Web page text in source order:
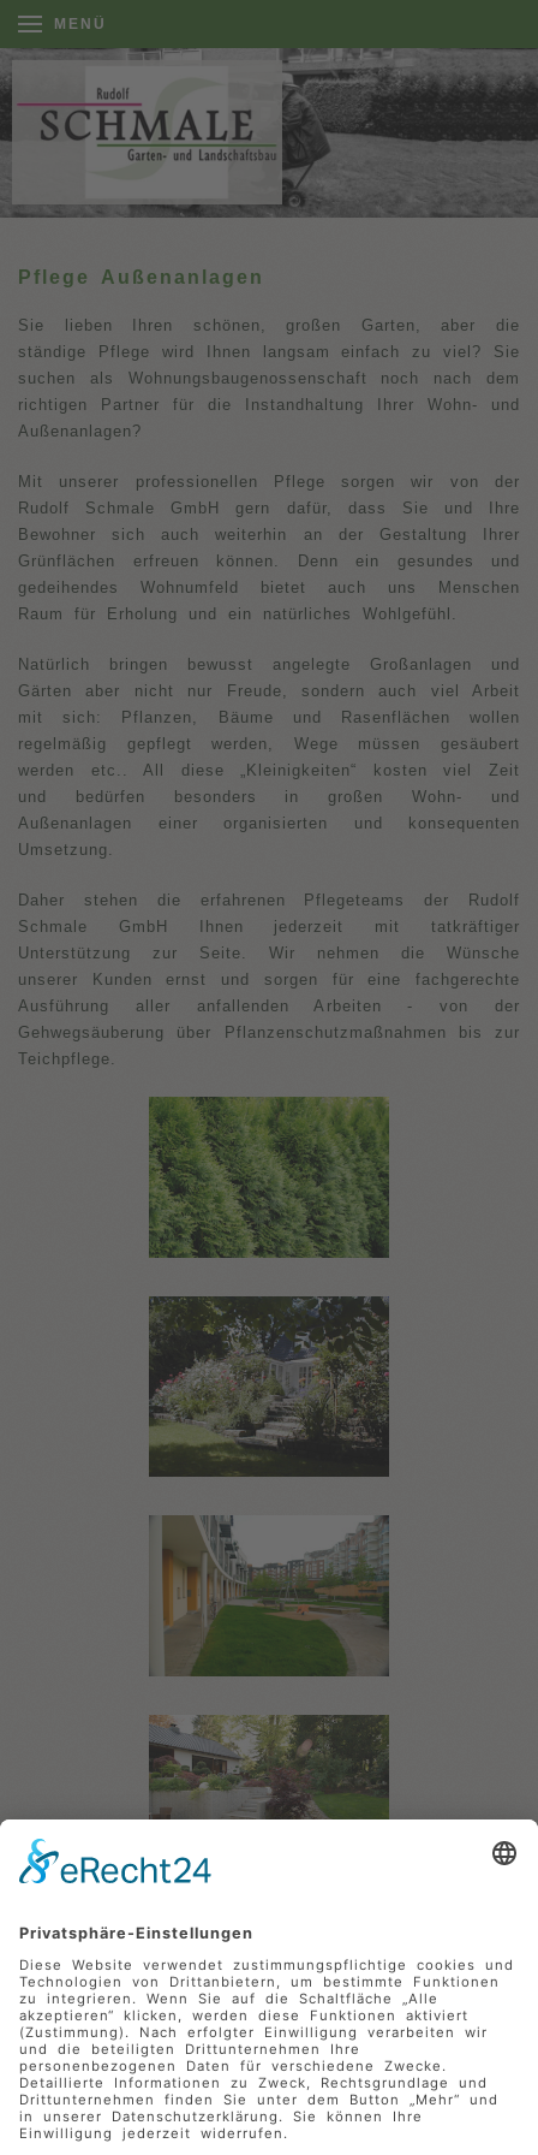
MENÜ
Pflege Außenanlagen
Sie lieben Ihren schönen, großen Garten, aber die
ständige Pflege wird Ihnen langsam einfach zu viel? Sie
suchen als Wohnungsbaugenossenschaft noch nach dem
richtigen Partner für die Instandhaltung Ihrer Wohn- und
Außenanlagen?
Mit unserer professionellen Pflege sorgen wir von der
Rudolf Schmale GmbH gern dafür, dass Sie und Ihre
Bewohner sich auch weiterhin an der Gestaltung Ihrer
Grünflächen erfreuen können. Denn ein gesundes und
gedeihendes Wohnumfeld bietet auch uns Menschen
Raum für Erholung und ein natürliches Wohlgefühl.
Natürlich bringen bewusst angelegte Großanlagen und
Gärten aber nicht nur Freude, sondern auch viel Arbeit
mit sich: Pflanzen, Bäume und Rasenflächen wollen
regelmäßig gepflegt werden, Wege müssen gesäubert
werden etc.. All diese „Kleinigkeiten“ kosten viel Zeit
und bedürfen besonders in großen Wohn- und
Außenanlagen einer organisierten und konsequenten
Umsetzung.
Daher stehen die erfahrenen Pflegeteams der Rudolf
Schmale GmbH Ihnen jederzeit mit tatkräftiger
Unterstützung zur Seite. Wir nehmen die Wünsche
unserer Kunden ernst und sorgen für eine fachgerechte
Ausführung aller anfallenden Arbeiten - von der
Gehwegsäuberung über Pflanzenschutzmaßnahmen bis zur
Teichpflege.
auf und überzeugen Sie sich selbst von unserem
Unsere Pflege-Dienstleistungen umfassen folgende
landschaftsgärtnerische Arbeiten:
Pflege von Außenanlagen
Jahrespflege der Rasen- und Pflanzflächen
Pflanzenschutzmaßnahmen